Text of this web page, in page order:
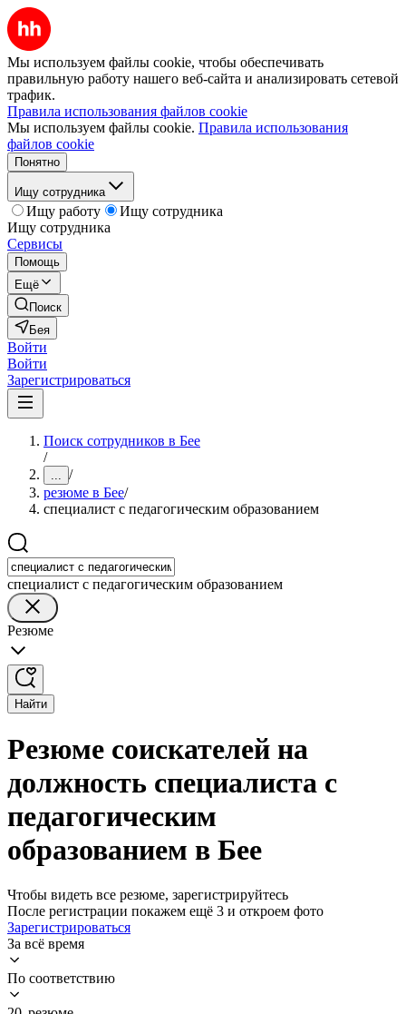
Мы используем файлы cookie, чтобы обеспечивать
правильную работу нашего веб-сайта и анализировать сетевой
трафик.
Правила использования файлов cookie
Мы используем файлы cookie. Правила использования
файлов cookie
Понятно
Ищу сотрудника
Ищу работу
Ищу сотрудника
Ищу сотрудника
Сервисы
Помощь
Ещё
Поиск
Бея
Войти
Войти
Зарегистрироваться
Поиск сотрудников в Бее
/
... /
резюме в Бее/
специалист с педагогическим образованием
специалист с педагогическим образованием
Резюме
Найти
Резюме соискателей на
должность специалиста с
педагогическим
образованием в Бее
Чтобы видеть все резюме, зарегистрируйтесь
После регистрации покажем ещё 3 и откроем фото
Зарегистрироваться
За всё время
По соответствию